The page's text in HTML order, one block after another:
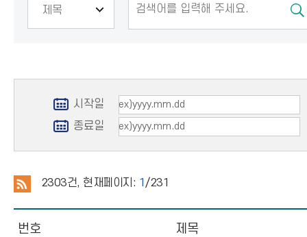
시작일
종료일
2303건, 현재페이지: 1 /231
번호 제목